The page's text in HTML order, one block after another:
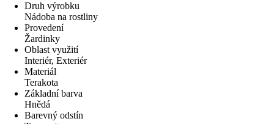
Druh výrobku
Nádoba na rostliny
Provedení
Žardinky
Oblast využití
Interiér, Exteriér
Materiál
Terakota
Základní barva
Hnědá
Barevný odstín